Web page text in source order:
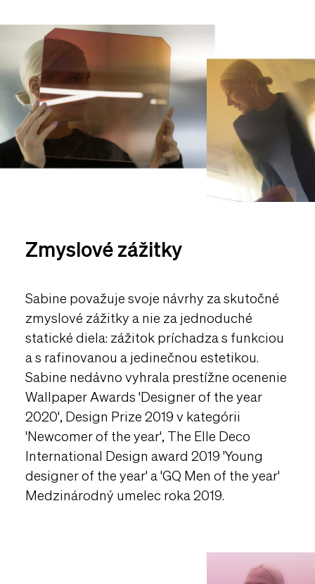
Zmyslové zážitky
Sabine považuje svoje návrhy za skutočné
zmyslové zážitky a nie za jednoduché
statické diela: zážitok príchadza s funkciou
a s rafinovanou a jedinečnou estetikou.
Sabine nedávno vyhrala prestížne ocenenie
Wallpaper Awards 'Designer of the year
2020', Design Prize 2019 v kategórii
'Newcomer of the year', The Elle Deco
International Design award 2019 'Young
designer of the year' a 'GQ Men of the year'
Medzinárodný umelec roka 2019.